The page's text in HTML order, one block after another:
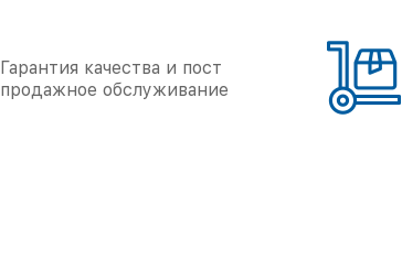
Гарантия качества и пост
продажное обслуживание